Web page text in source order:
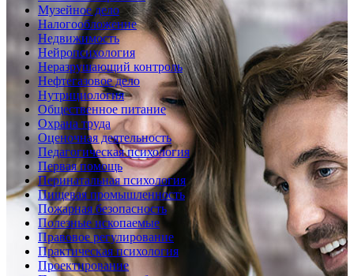
Музейное дело
Налогообложение
Недвижимость
Нейропсихология
Неразрушающий контроль
Нефтегазовое дело
Нутрициология
Общественное питание
Охрана труда
Оценочная деятельность
Педагогическая психология
Первая помощь
Перинатальная психология
Пищевая промышленность
Пожарная безопасность
Полезные ископаемые
Правовое регулирование
Практическая психология
Проектирование